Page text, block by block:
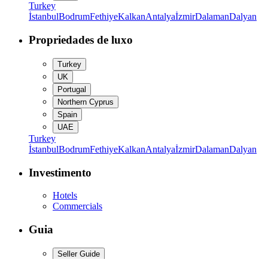
Turkey
İstanbulBodrumFethiyeKalkanAntalyaİzmirDalamanDalyan
Propriedades de luxo
Turkey
UK
Portugal
Northern Cyprus
Spain
UAE
Turkey
İstanbulBodrumFethiyeKalkanAntalyaİzmirDalamanDalyan
Investimento
Hotels
Commercials
Guia
Seller Guide